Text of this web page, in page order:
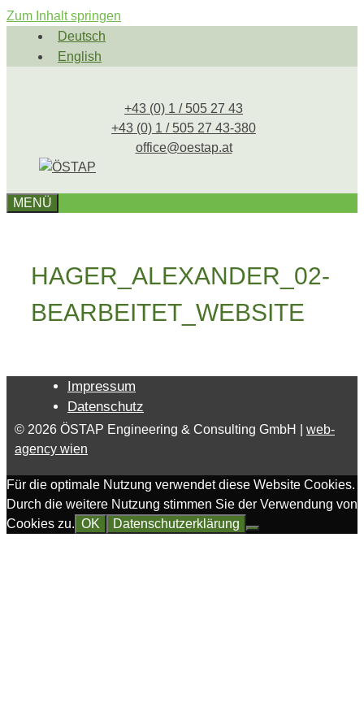
Zum Inhalt springen
Deutsch
English
+43 (0) 1 / 505 27 43
+43 (0) 1 / 505 27 43-380
office@oestap.at
MENÜ
HAGER_ALEXANDER_02-
BEARBEITET_WEBSITE
Impressum
Datenschutz
© 2026 ÖSTAP Engineering & Consulting GmbH | web-
agency wien
Für die optimale Nutzung verwendet diese Website Cookies.
Durch die weitere Nutzung stimmen Sie der Verwendung von
Cookies zu. OK Datenschutzerklärung